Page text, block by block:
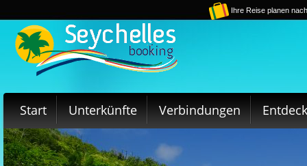
Ihre Reise planen
Start Unterkünfte Verbindungen